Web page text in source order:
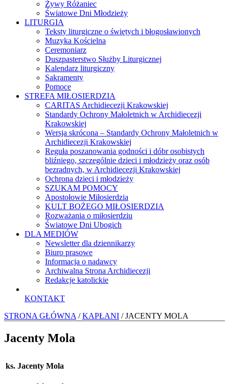
Żywy Różaniec
Światowe Dni Młodzieży
LITURGIA
Teksty liturgiczne o świętych i błogosławionych
Muzyka Kościelna
Ceremoniarz
Duszpasterstwo Służby Liturgicznej
Kalendarz liturgiczny
Sakramenty
Pomoce
STREFA MIŁOSIERDZIA
CARITAS Archidiecezji Krakowskiej
Standardy Ochrony Małoletnich w Archidiecezji
Krakowskiej
Wersja skrócona – Standardy Ochrony Małoletnich w
Archidiecezji Krakowskiej
Reguła poszanowania godności i dóbr osobistych
bliźniego, szczególnie dzieci i młodzieży oraz osób
bezradnych, w Archidiecezji Krakowskiej
Ochrona dzieci i młodzieży
SZUKAM POMOCY
Apostołowie Miłosierdzia
KULT BOŻEGO MIŁOSIERDZIA
Rozważania o miłosierdziu
Światowe Dni Ubogich
DLA MEDIÓW
Newsletter dla dziennikarzy
Biuro prasowe
Informacja o nadawcy
Archiwalna Strona Archidiecezji
Redakcje katolickie
KONTAKT
STRONA GŁÓWNA /KAPŁANI / JACENTY MOLA
Jacenty Mola
ks. Jacenty Mola